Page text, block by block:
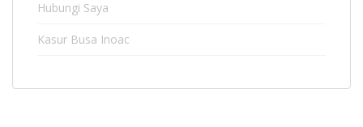
Hubungi Saya
Kasur Busa Inoac